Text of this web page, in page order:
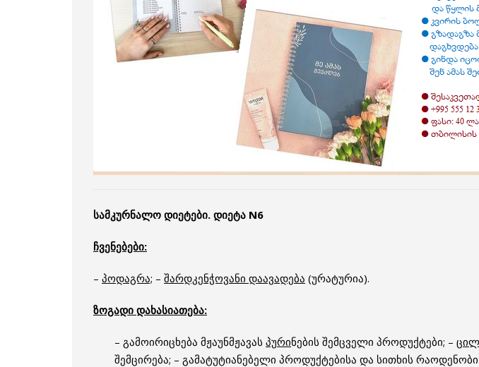
სამკურნალო დიეტები. დიეტა N6
ჩვენებები:
– პოდაგრა; – შარდკენჭოვანი დაავადება (ურატურია).
ზოგადი დახასიათება:
– გამოირიცხება მჟაუნმჟავას პურინების შემცველი პროდუქტები; –
შემცირება; – გამატუტიანებელი პროდუქტებისა და სითხის